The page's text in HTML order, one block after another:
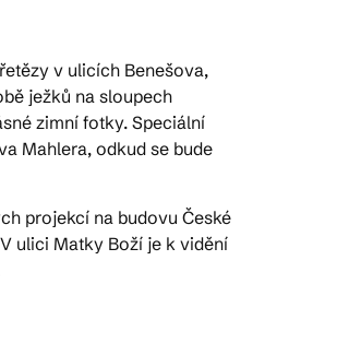
v ulicích Benešova,
ježků na sloupech
zimní fotky. Speciální
Mahlera, odkud se bude
projekcí na budovu České
ulici Matky Boží je k vidění